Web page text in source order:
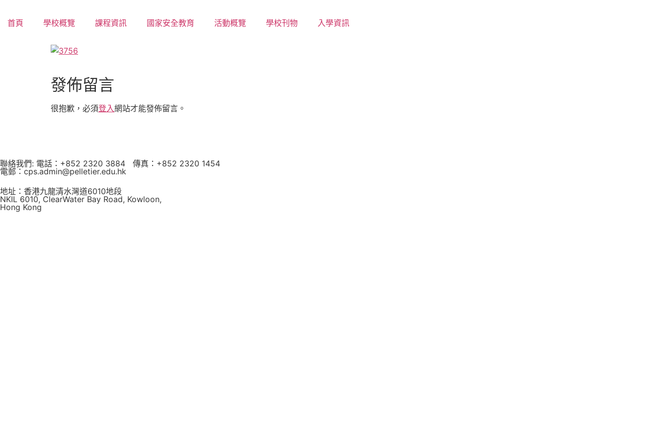
首頁 學校概覽 課程資訊 國家安全教育 活動概覽 學校刊物 入學資訊
發佈留言
很抱歉，必須登入網站才能發佈留言。
聯絡我們: 電話：+852 2320 3884 傳真：+852 2320 1454
電郵：cps.admin@pelletier.edu.hk
地址：香港九龍清水灣道6010地段
NKIL 6010, ClearWater Bay Road, Kowloon,
Hong Kong